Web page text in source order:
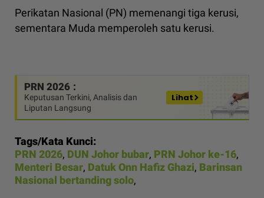
Perikatan Nasional (PN) memenangi tiga kerusi,
sementara Muda memperoleh satu kerusi.
PRN 2026
Keputusan Terkini, Analisis dan
Liputan Langsung
Lihat
Tags/Kata Kunci:
PRN 2026, DUN Johor bubar, PRN Johor ke-16,
Menteri Besar, Datuk Onn Hafiz Ghazi, Barinsan
Nasional bertanding solo,